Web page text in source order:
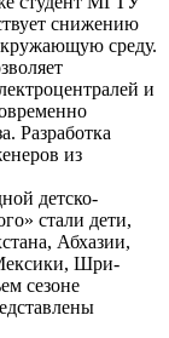
снижению
среду.
и
Разработка
из
детско-
стали дети,
Абхазии,
Шри-
сезоне